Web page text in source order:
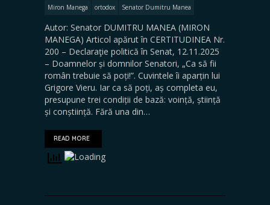
Miron Manega
ortodox Senator Dumitru Manea
Autor: Senator DUMITRU MANEA (MIRON
MANEGA) Articol apărut în CERTITUDINEA Nr.
200 – Declaraţie politică în Senat, 12.11.2025
– Doamnelor și domnilor Senatori, „Ca să fii
român trebuie să poți!”. Cuvintele îi aparțin lui
Grigore Vieru. Iar ca să poți, aș completa eu,
presupune trei condiții de bază: voință, știință
și conștiință. Fără una din…
READ MORE